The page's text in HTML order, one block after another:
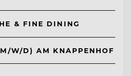
& FINE DINING
W/D) AM KNAPPENHOF